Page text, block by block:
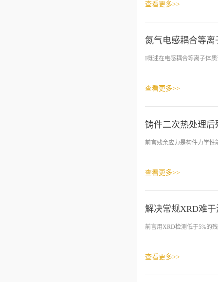
查看更多>>
氮气电感耦合等
I概述在电感耦合等离子体
查看更多>>
铸件二次热处理
前言残余应力是构件力学性
查看更多>>
解决常规XRD难
前言用XRD检测低于5%的
查看更多>>